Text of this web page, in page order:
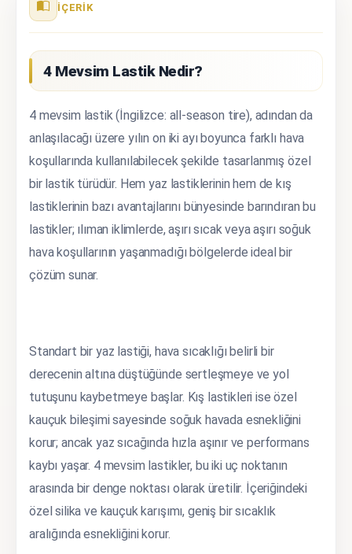
İÇERIK
4 Mevsim Lastik Nedir?
4 mevsim lastik (İngilizce: all-season tire), adından da
anlaşılacağı üzere yılın on iki ayı boyunca farklı hava
koşullarında kullanılabilecek şekilde tasarlanmış özel
bir lastik türüdür. Hem yaz lastiklerinin hem de kış
lastiklerinin bazı avantajlarını bünyesinde barındıran bu
lastikler; ılıman iklimlerde, aşırı sıcak veya aşırı soğuk
hava koşullarının yaşanmadığı bölgelerde ideal bir
çözüm sunar.
Standart bir yaz lastiği, hava sıcaklığı belirli bir
derecenin altına düştüğünde sertleşmeye ve yol
tutuşunu kaybetmeye başlar. Kış lastikleri ise özel
kauçuk bileşimi sayesinde soğuk havada esnekliğini
korur; ancak yaz sıcağında hızla aşınır ve performans
kaybı yaşar. 4 mevsim lastikler, bu iki uç noktanın
arasında bir denge noktası olarak üretilir. İçeriğindeki
özel silika ve kauçuk karışımı, geniş bir sıcaklık
aralığında esnekliğini korur.